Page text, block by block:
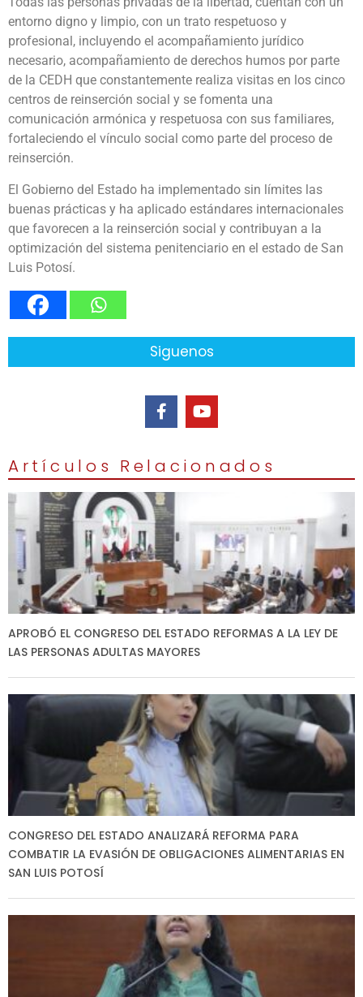
entorno digno y limpio, con un trato respetuoso y
profesional, incluyendo el acompañamiento jurídico
necesario, acompañamiento de derechos humos por parte
de la CEDH que constantemente realiza visitas en los cinco
centros de reinserción social y se fomenta una
comunicación armónica y respetuosa con sus familiares,
fortaleciendo el vínculo social como parte del proceso de
reinserción.
El Gobierno del Estado ha implementado sin límites las
buenas prácticas y ha aplicado estándares internacionales
que favorecen a la reinserción social y contribuyan a la
optimización del sistema penitenciario en el estado de San
Luis Potosí.
Siguenos
Artículos Relacionados
APROBÓ EL CONGRESO DEL ESTADO REFORMAS A LA LEY DE
LAS PERSONAS ADULTAS MAYORES
CONGRESO DEL ESTADO ANALIZARÁ REFORMA PARA
COMBATIR LA EVASIÓN DE OBLIGACIONES ALIMENTARIAS EN
SAN LUIS POTOSÍ